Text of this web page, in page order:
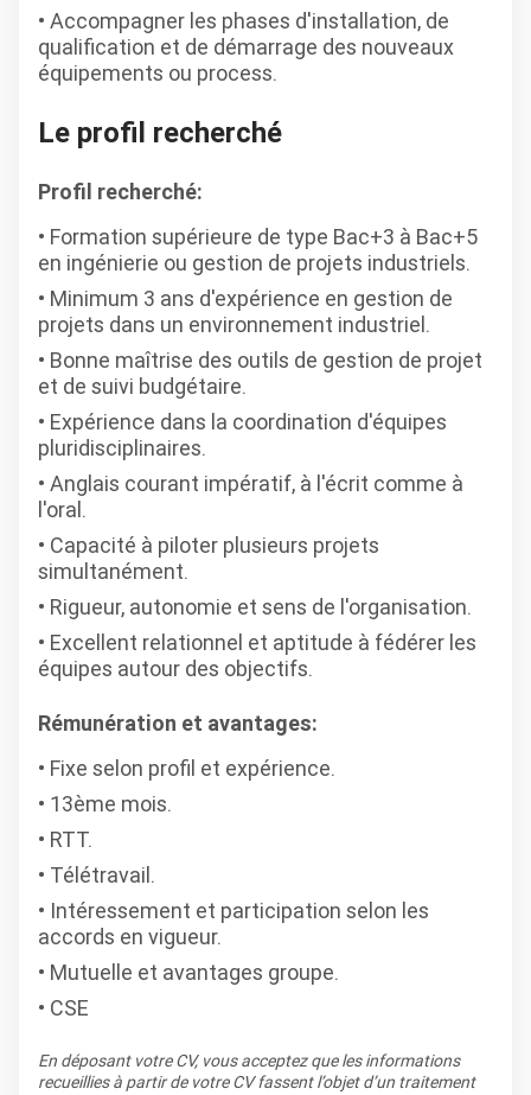
Accompagner les phases d'installation, de
qualification et de démarrage des nouveaux
équipements ou process.
Le profil recherché
Profil recherché:
Formation supérieure de type Bac+3 à Bac+5
en ingénierie ou gestion de projets industriels.
Minimum 3 ans d'expérience en gestion de
projets dans un environnement industriel.
Bonne maîtrise des outils de gestion de projet
et de suivi budgétaire.
Expérience dans la coordination d'équipes
pluridisciplinaires.
Anglais courant impératif, à l'écrit comme à
l'oral.
Capacité à piloter plusieurs projets
simultanément.
Rigueur, autonomie et sens de l'organisation.
Excellent relationnel et aptitude à fédérer les
équipes autour des objectifs.
Rémunération et avantages:
Fixe selon profil et expérience.
13ème mois.
RTT.
Télétravail.
Intéressement et participation selon les
accords en vigueur.
Mutuelle et avantages groupe.
CSE
En déposant votre CV, vous acceptez que les informations
recueillies à partir de votre CV fassent l’objet d’un traitement